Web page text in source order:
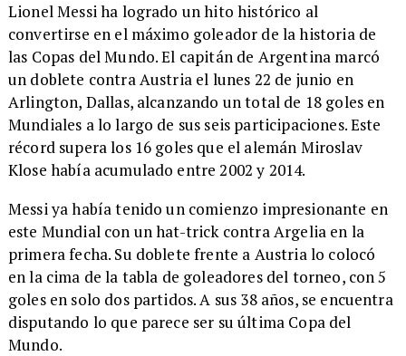
Lionel Messi ha logrado un hito histórico al
convertirse en el máximo goleador de la historia de
las Copas del Mundo. El capitán de Argentina marcó
un doblete contra Austria el lunes 22 de junio en
Arlington, Dallas, alcanzando un total de 18 goles en
Mundiales a lo largo de sus seis participaciones. Este
récord supera los 16 goles que el alemán Miroslav
Klose había acumulado entre 2002 y 2014.
Messi ya había tenido un comienzo impresionante en
este Mundial con un hat-trick contra Argelia en la
primera fecha. Su doblete frente a Austria lo colocó
en la cima de la tabla de goleadores del torneo, con 5
goles en solo dos partidos. A sus 38 años, se encuentra
disputando lo que parece ser su última Copa del
Mundo.